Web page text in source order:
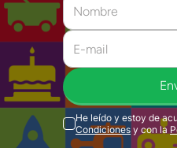
He leído y estoy de
Condiciones y con la